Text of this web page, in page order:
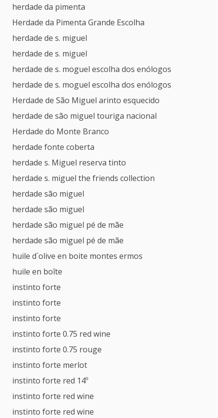
herdade da pimenta
Herdade da Pimenta Grande Escolha
herdade de s. miguel
herdade de s. miguel
herdade de s. moguel escolha dos enólogos
herdade de s. moguel escolha dos enólogos
Herdade de São Miguel arinto esquecido
herdade de são miguel touriga nacional
Herdade do Monte Branco
herdade fonte coberta
herdade s. Miguel reserva tinto
herdade s. miguel the friends collection
herdade são miguel
herdade são miguel
herdade são miguel pé de mãe
herdade são miguel pé de mãe
huile d´olive en boite montes ermos
huile en boîte
instinto forte
instinto forte
instinto forte
instinto forte 0.75 red wine
instinto forte 0.75 rouge
instinto forte merlot
instinto forte red 14º
instinto forte red wine
instinto forte red wine